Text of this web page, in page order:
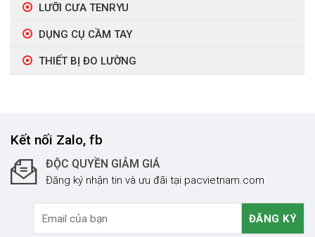
LƯỠI CƯA TENRYU
DỤNG CỤ CẦM TAY
THIẾT BỊ ĐO LƯỜNG
Kết nối Zalo, fb
ĐỘC QUYỀN GIẢM GIÁ
Đăng ký nhận tin và ưu đãi tại pacvietnam.com